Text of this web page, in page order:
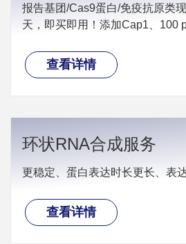
报告基团/Cas9蛋白/免疫抗原类
天，即买即用！添加Cap1、100
查看详情
环状RNA合成服务
更稳定、蛋白表达时长更长、表
查看详情